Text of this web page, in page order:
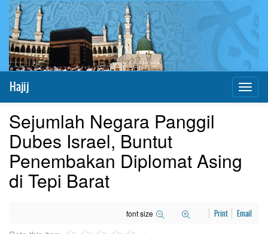
Hajij
Sejumlah Negara Panggil
Dubes Israel, Buntut
Penembakan Diplomat Asing
di Tepi Barat
font size Print Email